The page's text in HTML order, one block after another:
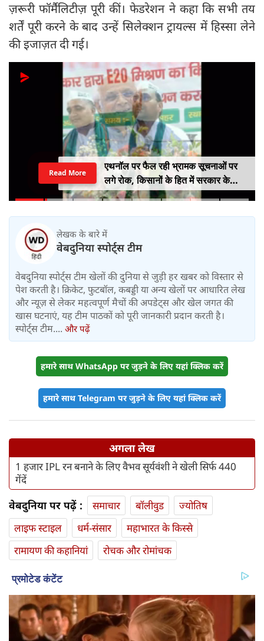
ज़रूरी फॉर्मैलिटीज़ पूरी कीं। फेडरेशन ने कहा कि सभी तय
शर्तें पूरी करने के बाद उन्हें सिलेक्शन ट्रायल्स में हिस्सा लेने
की इजाज़त दी गई।
एथनॉल पर फैल रही भ्रामक सूचनाओं पर
लगे रोक, किसानों के हित में सरकार के
सकारात्मक निर्णयों का हो समर्थन
Read More
लेखक के बारे में
वेबदुनिया स्पोर्ट्स टीम
वेबदुनिया स्पोर्ट्स टीम खेलों की दुनिया से जुड़ी हर खबर को विस्तार से
पेश करती है। क्रिकेट, फुटबॉल, कबड्डी या अन्य खेलों पर आधारित लेख
और न्यूज़ से लेकर महत्वपूर्ण मैचों की अपडेट्स और खेल जगत की
खास घटनाएं, यह टीम पाठकों को पूरी जानकारी प्रदान करती है।
स्पोर्ट्स टीम.... और पढ़ें
हमारे साथ WhatsApp पर जुड़ने के लिए यहां क्लिक करें
हमारे साथ Telegram पर जुड़ने के लिए यहां क्लिक करें
अगला लेख
1 हजार IPL रन बनाने के लिए वैभव सूर्यवंशी ने खेली सिर्फ 440
गेंदें
वेबदुनिया पर पढ़ें : समाचार बॉलीवुड
ज्योतिष
लाइफ स्‍टाइल
धर्म-संसार
महाभारत के किस्से
रामायण की कहानियां
रोचक और रोमांचक